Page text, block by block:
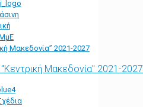
Μακεδονία” 2021-2027
Μακεδονία" 2021-2027